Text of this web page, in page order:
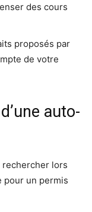
des cours
proposés par
de votre
auto-
rechercher lors
pour un permis